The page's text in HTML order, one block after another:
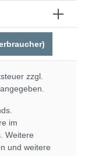
zzgl.
im
Weitere
und weitere